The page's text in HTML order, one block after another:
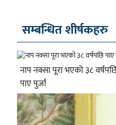
सम्बन्धित शीर्षकहरु
नाप नक्सा पूरा भएको ३८
पाए पुर्जा